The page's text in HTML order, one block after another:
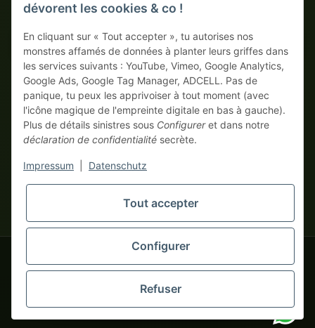
MÉTHODES DE PAIEMENT SÉCURISÉES
Sur facture Paiement anticipé avec escompte
vrais monstres business commandent ! Vente uniquement aux
entrepreneurs (§ 14 BGB), aucun client particulier (§ 13 BGB).
Les prix en devises étrangères sont indicatifs et se basent sur le
taux de change actuel. La devise contractuelle est l'euro (EUR).
© 2020-2026 tapemonster - Tous droits réservés. Design by
Des milliers de clients satisfaits depuis 2020
dévorent les cookies & co !
En cliquant sur « Tout accepter », tu autorises nos
monstres affamés de données à planter leurs griffes dans
les services suivants : YouTube, Vimeo, Google Analytics,
Google Ads, Google Tag Manager, ADCELL. Pas de
panique, tu peux les apprivoiser à tout moment (avec
l'icône magique de l'empreinte digitale en bas à gauche).
Plus de détails sinistres sous Configureret dans notre
déclaration de confidentialité secrète.
Impressum Datenschutz
Tout accepter
Configurer
Refuser